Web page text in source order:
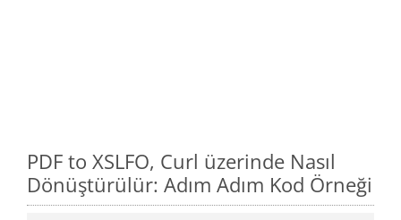
PDF to XSLFO, Curl üzerinde Nasıl
Dönüştürülür: Adım Adım Kod Örneği